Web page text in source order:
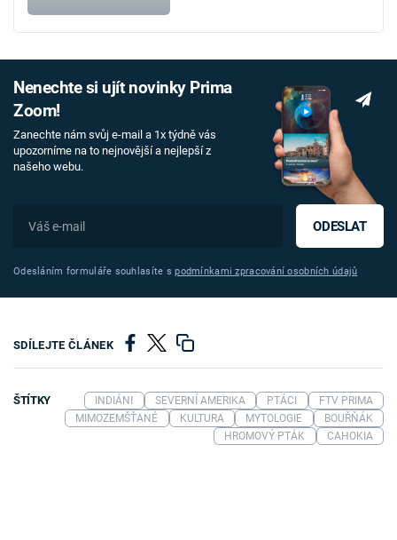
Nenechte si ujít novinky Prima
Zoom!
Zanechte nám svůj e-mail a 1x týdně vás
upozorníme na to nejnovější a nejlepší z
našeho webu.
ODESLAT
Odesláním formuláře souhlasíte spodmínkami zpracování osobních údajů
SDÍLEJTE ČLÁNEK
ŠTÍTKY INDIÁNI SEVERNÍ AMERIKA PTÁCI
FTV PRIMA
MIMOZEMŠŤANÉ
KULTURA MYTOLOGIE
BOUŘŇÁK
HROMOVÝ PTÁK
CAHOKIA